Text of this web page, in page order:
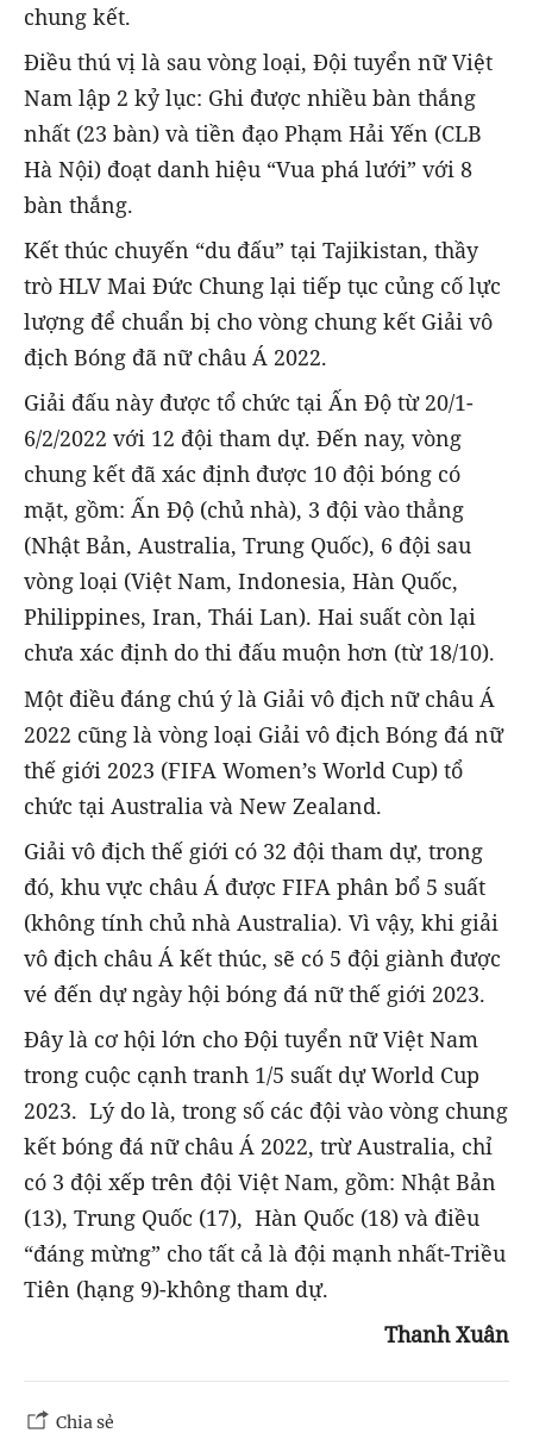
chung kết.
Điều thú vị là sau vòng loại, Đội tuyển nữ Việt
Nam lập 2 kỷ lục: Ghi được nhiều bàn thắng
nhất (23 bàn) và tiền đạo Phạm Hải Yến (CLB
Hà Nội) đoạt danh hiệu “Vua phá lưới” với 8
bàn thắng.
Kết thúc chuyến “du đấu” tại Tajikistan, thầy
trò HLV Mai Đức Chung lại tiếp tục củng cố lực
lượng để chuẩn bị cho vòng chung kết Giải vô
địch Bóng đã nữ châu Á 2022.
Giải đấu này được tổ chức tại Ấn Độ từ 20/1-
6/2/2022 với 12 đội tham dự. Đến nay, vòng
chung kết đã xác định được 10 đội bóng có
mặt, gồm: Ấn Độ (chủ nhà), 3 đội vào thẳng
(Nhật Bản, Australia, Trung Quốc), 6 đội sau
vòng loại (Việt Nam, Indonesia, Hàn Quốc,
Philippines, Iran, Thái Lan). Hai suất còn lại
chưa xác định do thi đấu muộn hơn (từ 18/10).
Một điều đáng chú ý là Giải vô địch nữ châu Á
2022 cũng là vòng loại Giải vô địch Bóng đá nữ
thế giới 2023 (FIFA Women’s World Cup) tổ
chức tại Australia và New Zealand.
Giải vô địch thế giới có 32 đội tham dự, trong
đó, khu vực châu Á được FIFA phân bổ 5 suất
(không tính chủ nhà Australia). Vì vậy, khi giải
vô địch châu Á kết thúc, sẽ có 5 đội giành được
vé đến dự ngày hội bóng đá nữ thế giới 2023.
Đây là cơ hội lớn cho Đội tuyển nữ Việt Nam
trong cuộc cạnh tranh 1/5 suất dự World Cup
2023. Lý do là, trong số các đội vào vòng chung
kết bóng đá nữ châu Á 2022, trừ Australia, chỉ
có 3 đội xếp trên đội Việt Nam, gồm: Nhật Bản
(13), Trung Quốc (17), Hàn Quốc (18) và điều
“đáng mừng” cho tất cả là đội mạnh nhất-Triều
Tiên (hạng 9)-không tham dự.
Thanh Xuân
Chia sẻ